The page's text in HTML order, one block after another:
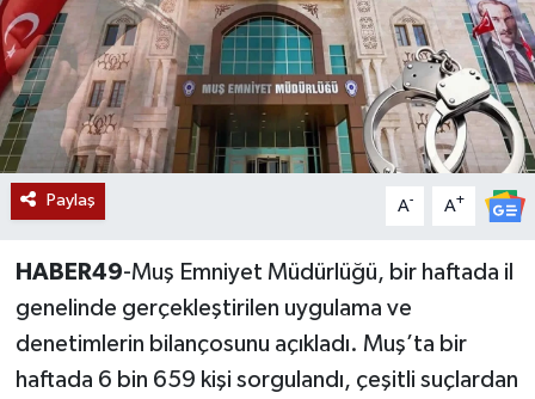
Paylaş A- A+
HABER49-Muş Emniyet Müdürlüğü, bir haftada il
genelinde gerçekleştirilen uygulama ve
denetimlerin bilançosunu açıkladı. Muş’ta bir
haftada 6 bin 659 kişi sorgulandı, çeşitli suçlardan
Muş
Hasköy
Korkut
Varto